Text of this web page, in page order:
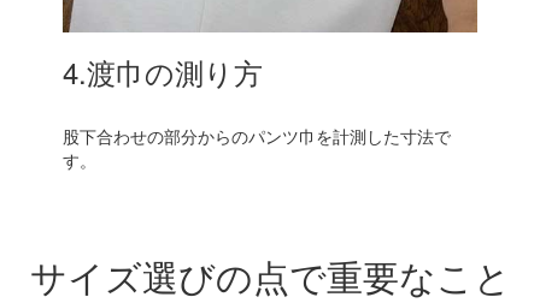
4.渡巾の測り方
股下合わせの部分からのパンツ巾を計測した寸法で
す。
サイズ選びの点で重要なこと